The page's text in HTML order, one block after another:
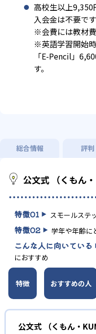
高校生以上9,350
入会金は不要です
※会費には教材費
※英語学習開始
「E-Pencil」
す。
総合情報 評
公文式 （くもん
特徴01 スモールステ
特徴02 学年や年齢に
こんな人に向いている
におすすめ
特徴 おすすめの人
公文式 （くもん・